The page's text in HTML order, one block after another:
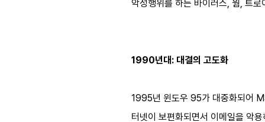
악성행위를 하는 바이러스, 웜, 트
1990년대: 대결의 고도화
1995년 윈도우 95가 대중화되어
터넷이 보편화되면서 이메일을 악